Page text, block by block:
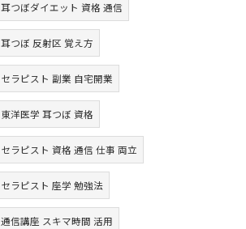
耳つぼダイエット 資格 通信
耳つぼ 反射区 覚え方
セラピスト 副業 自宅開業
東洋医学 耳つぼ 資格
セラピスト 資格 通信 仕事 両立
セラピスト 座学 勉強法
通信講座 スキマ時間 活用